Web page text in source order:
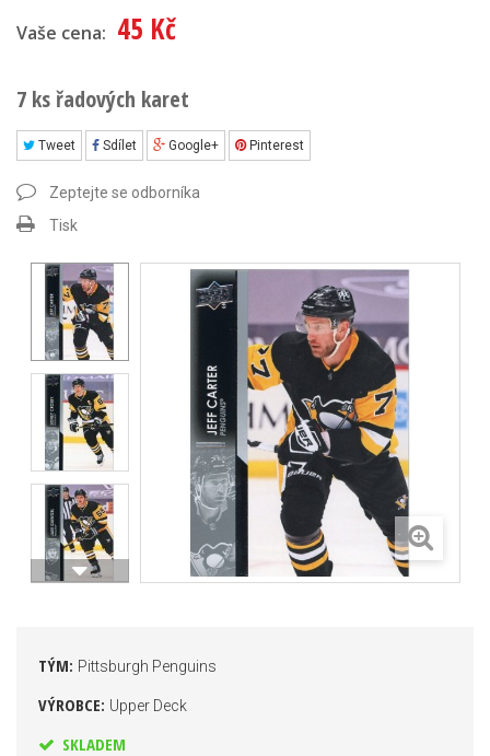
Vaše cena: 45 Kč
7 ks řadových karet
Tweet Sdílet Google+ Pinterest
Zeptejte se odborníka
Tisk
TÝM: Pittsburgh Penguins
VÝROBCE: Upper Deck
SKLADEM